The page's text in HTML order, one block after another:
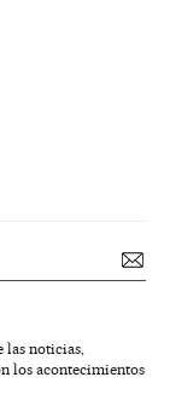
las noticias,
los acontecimientos